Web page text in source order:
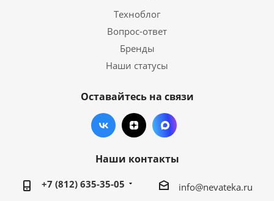
Техноблог
Вопрос-ответ
Бренды
Наши статусы
Оставайтесь на связи
Наши контакты
+7 (812) 635-35-05 info@nevateka.ru